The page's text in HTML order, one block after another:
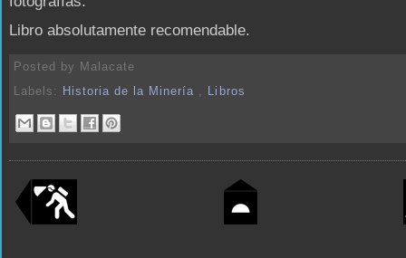
Libro absolutamente recomendable.
Posted by Malacate
Labels:
Historia de la Minería , Libros